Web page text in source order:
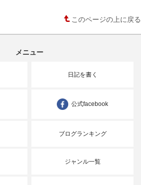
このページの上に戻る
メニュー
日記を書く
公式facebook
ブログランキング
ジャンル一覧